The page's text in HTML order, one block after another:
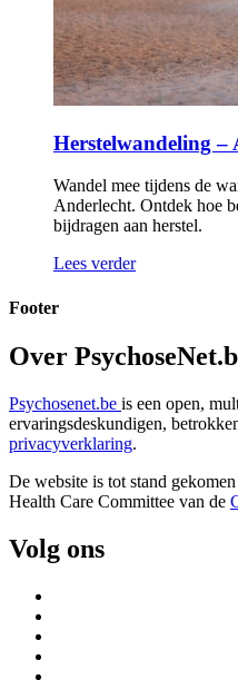
Herstelwandeling –
Wandel mee tijdens de
Anderlecht. Ontdek hoe
bijdragen aan herstel.
Lees verder
Footer
Over
Psychosenet.be is een open,
ervaringsdeskundigen,
privacyverklaring.
De website is tot stand
Health Care Committee van de
Volg ons